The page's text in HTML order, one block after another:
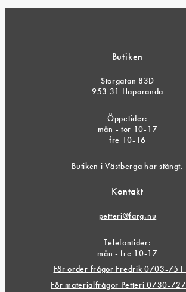
Butiken
Storgatan 83D
953 31 Haparanda
Öppetider:
mån - tor 10-17
fre 10-16
Butiken i Västberga har stängt.
Kontakt
petteri@farg.nu
Telefontider:
mån - fre 10-17
För order frågor Fredrik 0703-751
För materialfrågor Petteri 0730-